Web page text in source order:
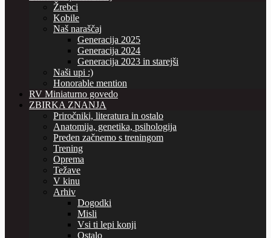
Žrebci
Kobile
Naš naraščaj
Generacija 2025
Generacija 2024
Generacija 2023 in starejši
Naši upi :)
Honorable mention
RV Miniaturno govedo
ZBIRKA ZNANJA
Priročniki, literatura in ostalo
Anatomija, genetika, psihologija
Preden začnemo s treningom
Trening
Oprema
Težave
V kinu
Arhiv
Dogodki
Misli
Vsi ti lepi konji
Ostalo